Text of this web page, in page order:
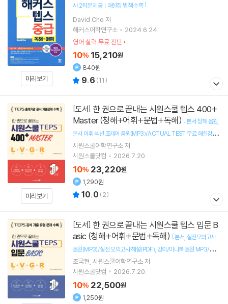
미리보기
사 2회분 제공ㅣ해설집 별책 수록]
David Cho 저
해커스어학연구소
2024.6.24.
영어 실력 무료 진단
10% 15,210원
840원
9.6 (11)
미리보기
[도서]
Master (청해+어휘+문법+독해) [본서 청해 음원
본서 어휘 섹션 표제어 음원(MP3)/ACTUAL TEST 무료 해설강의
(QR코드)/고득점 어휘 PDF
시원스쿨어학연구소저
시원스쿨닷컴
2026.7.20.
10% 23,220원
1,290원
10.0 (2)
[도서]
asic (청해+어휘+문법+독해) [본서 실전모의고사
음원(MP3)/실전 모의고사 해설(PDF) 강의/미니북 음원 MP3/QR
특강 자료 (PDF)]
조국현 시원스쿨어학연구소 저
시원스쿨닷컴
2026.7.20.
10% 22,500원
1,250원